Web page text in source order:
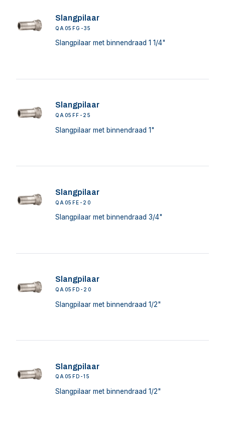
Slangpilaar
QA05FG-35
Slangpilaar met binnendraad 1 1/4"
Slangpilaar
QA05FF-25
Slangpilaar met binnendraad 1"
Slangpilaar
QA05FE-20
Slangpilaar met binnendraad 3/4"
Slangpilaar
QA05FD-20
Slangpilaar met binnendraad 1/2"
Slangpilaar
QA05FD-15
Slangpilaar met binnendraad 1/2"